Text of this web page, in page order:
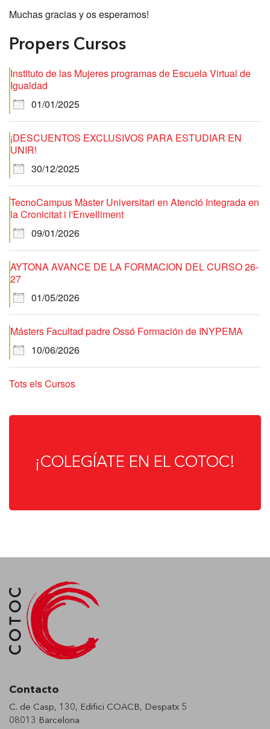
Muchas gracias y os esperamos!
Propers Cursos
Instituto de las Mujeres programas de Escuela Virtual de
Igualdad
01/01/2025
¡DESCUENTOS EXCLUSIVOS PARA ESTUDIAR EN
UNIR!
30/12/2025
TecnoCampus Màster Universitari en Atenció Integrada en
la Cronicitat i l'Envelliment
09/01/2026
AYTONA AVANCE DE LA FORMACION DEL CURSO 26-
27
01/05/2026
Másters Facultad padre Ossó Formación de INYPEMA
10/06/2026
Tots els Cursos
¡COLEGÍATE EN EL COTOC!
Contacto
C. de Casp, 130, Edifici COACB, Despatx 5
08013 Barcelona